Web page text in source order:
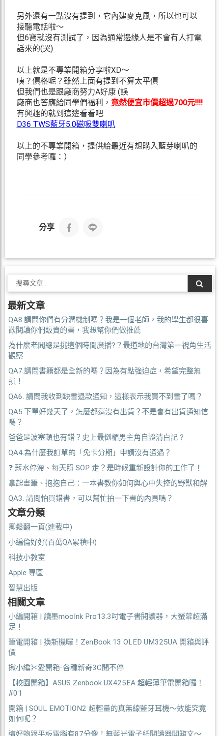
另外還有一點沒有提到，它內建麥克風，所以也可以
接聽電話啦～
但6寶就沒有測試了，因為通常邊緣人是不會有人打電
話來的(哭)
以上就是不專業開箱分享啦XD～
咦？價格呢？雖然上面有提到不算太平價
但我們也是跟廠商努力A好康 (誤
廠商也答應給同學們福利， 竟然便宜市價超過700元!!!!
有興趣的就到這邊看看吧:
D36 TWS藍牙5.0磁吸雙喇叭
以上的不專業開箱，提供給最近有想購入藍芽喇叭的
同學參考囉：）
分享
最新文章
QA8.請問你們有分潤機制嗎？我是一個老師，我的學生都很喜
歡閱讀你們販賣的書，我想幫你們做推薦
為什麼老闆總是挑這個時間廣播?？最道地的台灣第一視角生活
觀察
QA7.請問書籍都是全新的嗎？因為有點強迫症，希望完整無
損！
QA6. 請問我收到缺書退款通知，這樣表示我買不到書了嗎？
QA5.下單好幾天了，怎麼都還沒有出貨？不是會有出貨通知信
嗎？
爸爸是波塞頓也有錯？史上最倒楣男主角自證清白記 ?
QA4.為什麼我訂單的「免卡分期」申請沒有通過？
❓ 薪水停滯、每天照 SOP 走？是時候重新設計你的工作了！
拿起畫筆、抱抱自己：一本書教你如何與心中失控的野獸和解
QA3. 請問怕買錯書，可以幫忙拍一下書的內頁嗎？
文章分類
卿鬆翻一頁(連載中)
小編倫好好(百萬QA累積中)
科技小教室
Apple 專區
智慧出版
相關文章
小編開箱 | 讀墨mooInk Pro13.3吋電子書閱讀器，大螢幕超滿
足！
筆電開箱 | 換新機囉！ZenBook 13 OLED UM325UA 開箱與評
價
揪小編✂愛開箱-各種新奇3C開不停
【校園開箱】ASUS Zenbook UX425EA 超輕薄筆電開箱囉！
#01
開箱 | SOUL EMOTION2 超輕量的真無線藍牙耳機～效能究竟
如何呢？